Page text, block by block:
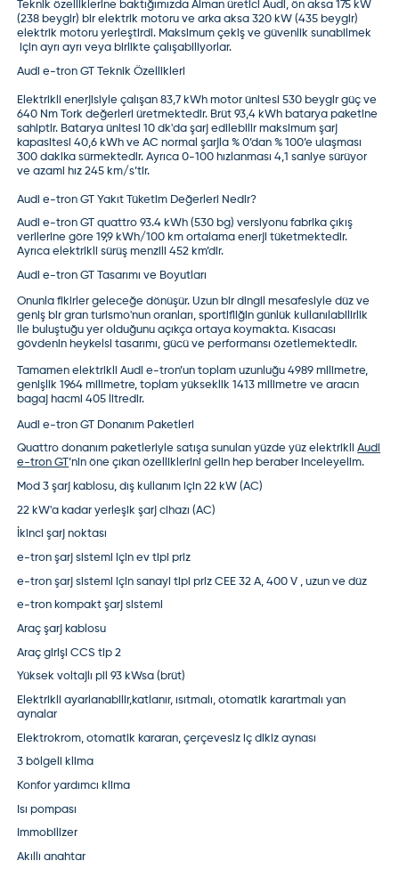
Teknik özelliklerine baktığımızda Alman üretici Audi, ön aksa 175 kW
(238 beygir) bir elektrik motoru ve arka aksa 320 kW (435 beygir)
elektrik motoru yerleştirdi. Maksimum çekiş ve güvenlik sunabilmek
için ayrı ayrı veya birlikte çalışabiliyorlar.
Audi e-tron GT Teknik Özellikleri
Elektrikli enerjisiyle çalışan 83,7 kWh motor ünitesi 530 beygir güç ve
640 Nm Tork değerleri üretmektedir. Brüt 93,4 kWh batarya paketine
sahiptir. Batarya ünitesi 10 dk'da şarj edilebilir maksimum şarj
kapasitesi 40,6 kWh ve AC normal şarjla % 0’dan % 100’e ulaşması
300 dakika sürmektedir. Ayrıca 0-100 hızlanması 4,1 saniye sürüyor
ve azami hız 245 km/s’tir.
Audi e-tron GT Yakıt Tüketim Değerleri Nedir?
Audi e-tron GT quattro 93.4 kWh (530 bg) versiyonu fabrika çıkış
verilerine göre 19,9 kWh/100 km ortalama enerji tüketmektedir.
Ayrıca elektrikli sürüş menzili 452 km’dir.
Audi e-tron GTTasarımı ve Boyutları
Onunla fikirler geleceğe dönüşür. Uzun bir dingil mesafesiyle düz ve
geniş bir gran turismo'nun oranları, sportifliğin günlük kullanılabilirlik
ile buluştuğu yer olduğunu açıkça ortaya koymakta. Kısacası
gövdenin heykelsi tasarımı, gücü ve performansı özetlemektedir.
Tamamen elektrikli Audi e-tron’untoplam uzunluğu 4989 milimetre,
genişlik 1964 milimetre, toplam yükseklik 1413 milimetre ve aracın
bagaj hacmi 405 litredir.
Audi e-tron GT Donanım Paketleri
Quattro donanım paketleriyle satışa sunulan yüzde yüz elektrikliAudi
e-tron GT’nin öne çıkan özelliklerini gelin hep beraber inceleyelim.
Mod 3 şarj kablosu, dış kullanım için 22 kW (AC)
22 kW'a kadar yerleşik şarj cihazı (AC)
İkinci şarj noktası
e-tron şarj sistemi için ev tipi priz
e-tron şarj sistemi için sanayi tipi priz CEE 32 A, 400 V , uzun ve düz
e-tron kompakt şarj sistemi
Araç şarj kablosu
Araç girişi CCS tip 2
Yüksek voltajlı pil 93 kWsa (brüt)
Elektrikli ayarlanabilir,katlanır, ısıtmalı, otomatik karartmalı yan
aynalar
Elektrokrom, otomatik kararan, çerçevesiz iç dikiz aynası
3 bölgeli klima
Konfor yardımcı klima
Isı pompası
Immobilizer
Akıllı anahtar